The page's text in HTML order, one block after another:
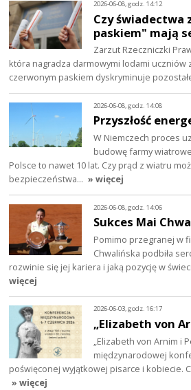
2026-06-08, godz. 14:12
Czy świadectwa
paskiem" mają
Zarzut Rzeczniczki
która nagradza darmowymi lodami uczniów
czerwonym paskiem dyskryminuje
2026-06-08, godz. 14:08
Przyszłość
W Niemczech proces
budowę farmy
Polsce to nawet 10 lat. Czy prąd z wiatru
bezpieczeństwa… » więcej
2026-06-08, godz. 14:06
Sukces Mai
Pomimo przegranej w
Chwalińska podbiła
rozwinie się jej kariera i jaką pozycję w
więcej
2026-06-03, godz. 16:17
„Elizabeth von
„Elizabeth von Arnim i
międzynarodowej
poświęconej wyjątkowej pisarce i kobiecie.
» więcej